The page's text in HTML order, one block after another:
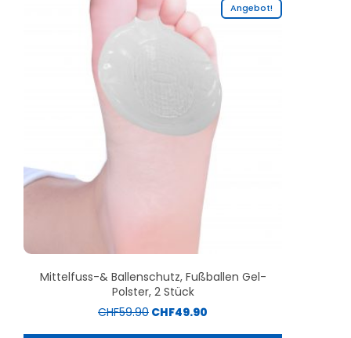
Angebot!
Mittelfuss-& Ballenschutz, Fußballen Gel-
Polster, 2 Stück
CHF59.90 CHF49.90